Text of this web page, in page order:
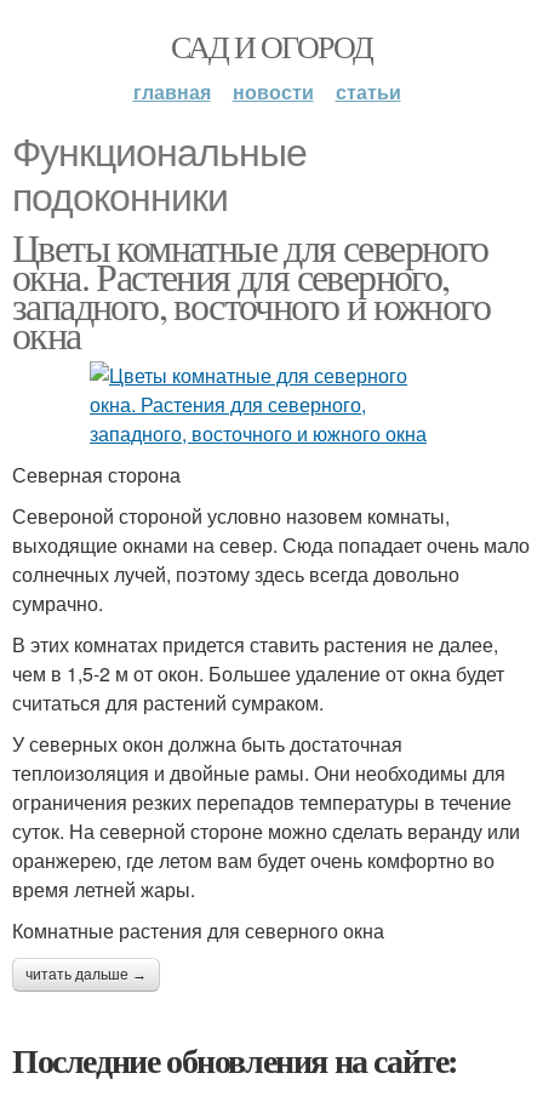
САД И ОГОРОД
главная новости статьи
Функциональные
подоконники
Цветы комнатные для северного
окна. Растения для северного,
западного, восточного и южного
окна
Северная сторона
Североной стороной условно назовем комнаты,
выходящие окнами на север. Сюда попадает очень мало
солнечных лучей, поэтому здесь всегда довольно
сумрачно.
В этих комнатах придется ставить растения не далее,
чем в 1,5-2 м от окон. Большее удаление от окна будет
считаться для растений сумраком.
У северных окон должна быть достаточная
теплоизоляция и двойные рамы. Они необходимы для
ограничения резких перепадов температуры в течение
суток. На северной стороне можно сделать веранду или
оранжерею, где летом вам будет очень комфортно во
время летней жары.
Комнатные растения для северного окна
читать дальше →
Последние обновления на сайте: